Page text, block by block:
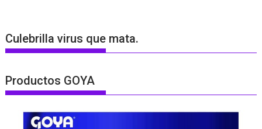
Culebrilla virus que mata.
Productos GOYA